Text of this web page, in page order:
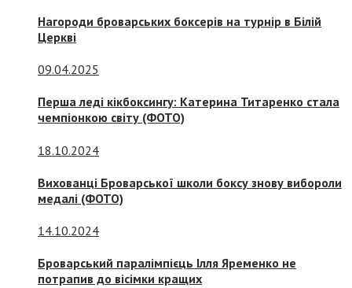
Нагороди броварських боксерів на турнір в Білій
Церкві
09.04.2025
Перша леді кікбоксингу: Катерина Титаренко стала
чемпіонкою світу (ФОТО)
18.10.2024
Вихованці Броварської школи боксу знову вибороли
медалі (ФОТО)
14.10.2024
Броварський паралімпієць Ілля Яременко не
потрапив до вісімки кращих